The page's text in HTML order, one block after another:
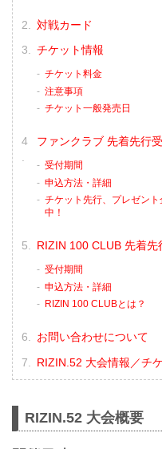
対戦カード
チケット情報
チケット料金
注意事項
チケット一般発売日
ファンクラブ 先着先行
受付期間
申込方法・詳細
チケット先行、プレゼン
中！
RIZIN 100 CLUB 先着先
受付期間
申込方法・詳細
RIZIN 100 CLUBとは？
お問い合わせについて
RIZIN.52 大会情報／チ
RIZIN.52 大会概要